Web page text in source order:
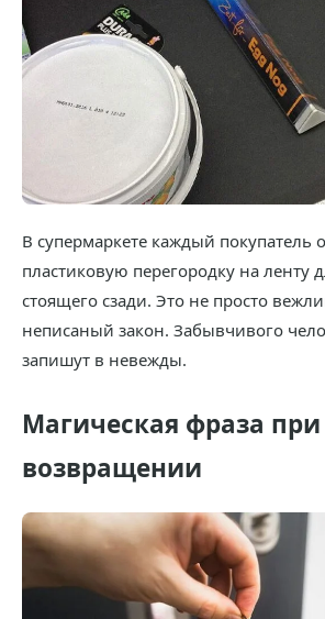
В супермаркете каждый покупатель
пластиковую перегородку на ленту
стоящего сзади. Это не просто
неписаный закон. Забывчивого
запишут в невежды.
Магическая фраза при
возвращении